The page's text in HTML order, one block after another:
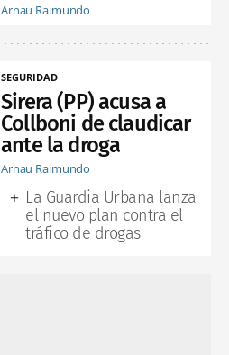
Arnau Raimundo
SEGURIDAD
Sirera (PP) acusa a
Collboni de claudicar
ante la droga
Arnau Raimundo
La Guardia Urbana lanza
el nuevo plan contra el
tráfico de drogas